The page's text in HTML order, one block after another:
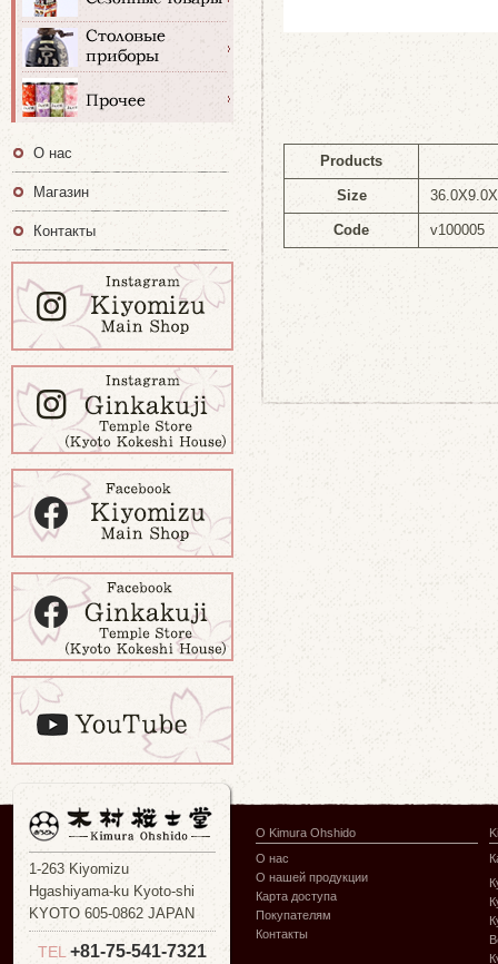
Products
Size
Code v100005
О нас
Магазин
Контакты
1-263 Kiyomizu
Hgashiyama-ku Kyoto-shi
KYOTO 605-0862 JAPAN
TEL +81-75-541-7321
О Kimura Ohshido
О нас
О нашей продукции
Карта доступа
Покупателям
Контакты